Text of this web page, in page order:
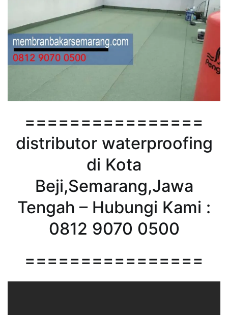
================
distributor waterproofing
di Kota
Beji,Semarang,Jawa
Tengah – Hubungi Kami :
0812 9070 0500
================